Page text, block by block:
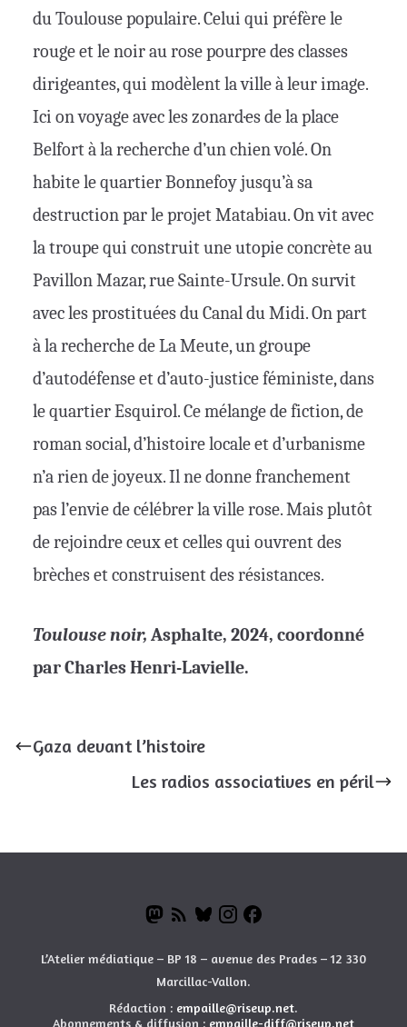
du Toulouse populaire. Celui qui préfère le
rouge et le noir au rose pourpre des classes
dirigeantes, qui modèlent la ville à leur image.
Ici on voyage avec les zonard·es de la place
Belfort à la recherche d’un chien volé. On
habite le quartier Bonnefoy jusqu’à sa
destruction par le projet Matabiau. On vit avec
la troupe qui construit une utopie concrète au
Pavillon Mazar, rue Sainte-Ursule. On survit
avec les prostituées du Canal du Midi. On part
à la recherche de La Meute, un groupe
d’autodéfense et d’auto-justice féministe, dans
le quartier Esquirol. Ce mélange de fiction, de
roman social, d’histoire locale et d’urbanisme
n’a rien de joyeux. Il ne donne franchement
pas l’envie de célébrer la ville rose. Mais plutôt
de rejoindre ceux et celles qui ouvrent des
brèches et construisent des résistances.
Toulouse noir, Asphalte, 2024, coordonné
par Charles Henri-Lavielle.
Gaza devant l’histoire
Les radios associatives en péril
L’Atelier médiatique – BP 18 – avenue des Prades – 12 330
Marcillac-Vallon.
Rédaction : empaille@riseup.net.
Abonnements & diffusion : empaille-diff@riseup.net